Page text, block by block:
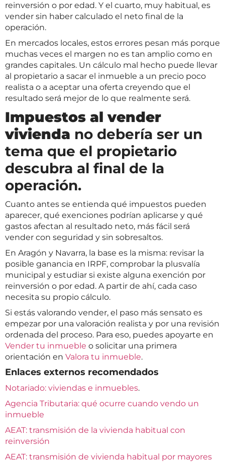
reinversión o por edad. Y el cuarto, muy habitual, es
vender sin haber calculado el neto final de la
operación.
En mercados locales, estos errores pesan más porque
muchas veces el margen no es tan amplio como en
grandes capitales. Un cálculo mal hecho puede llevar
al propietario a sacar el inmueble a un precio poco
realista o a aceptar una oferta creyendo que el
resultado será mejor de lo que realmente será.
Impuestos al vender
vivienda no debería ser un
tema que el propietario
descubra al final de la
operación.
Cuanto antes se entienda qué impuestos pueden
aparecer, qué exenciones podrían aplicarse y qué
gastos afectan al resultado neto, más fácil será
vender con seguridad y sin sobresaltos.
En Aragón y Navarra, la base es la misma: revisar la
posible ganancia en IRPF, comprobar la plusvalía
municipal y estudiar si existe alguna exención por
reinversión o por edad. A partir de ahí, cada caso
necesita su propio cálculo.
Si estás valorando vender, el paso más sensato es
empezar por una valoración realista y por una revisión
ordenada del proceso. Para eso, puedes apoyarte en
Vender tu inmueble o solicitar una primera
orientación en Valora tu inmueble.
Enlaces externos recomendados
Notariado: viviendas e inmuebles.
Agencia Tributaria: qué ocurre cuando vendo un
inmueble
AEAT: transmisión de la vivienda habitual con
reinversión
AEAT: transmisión de vivienda habitual por mayores